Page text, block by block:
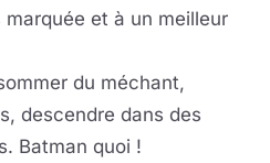
et à un meilleur
du méchant,
descendre dans des
Batman quoi !